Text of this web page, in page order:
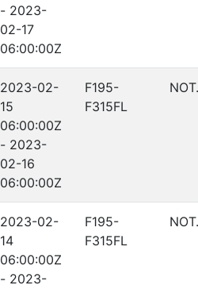
- 2023-
02-17
06:00:00Z
2023-02-
15
06:00:00Z
- 2023-
02-16
06:00:00Z
F195-
F315FL
2023-02-
14
06:00:00Z
- 2023-
F195-
F315FL